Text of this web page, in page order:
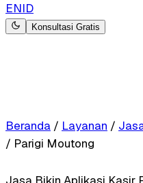
ENID
Konsultasi Gratis
Beranda / Layanan /
/ Parigi Moutong